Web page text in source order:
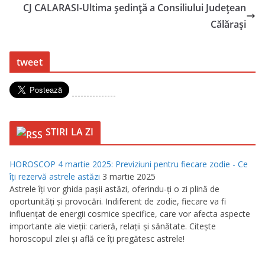
CJ CALARASI-Ultima ședință a Consiliului Județean
Călărași
tweet
---------------
STIRI LA ZI
HOROSCOP 4 martie 2025: Previziuni pentru fiecare zodie - Ce
îţi rezervă astrele astăzi 3 martie 2025
Astrele îţi vor ghida paşii astăzi, oferindu-ţi o zi plină de
oportunităţi şi provocări. Indiferent de zodie, fiecare va fi
influenţat de energii cosmice specifice, care vor afecta aspecte
importante ale vieţii: carieră, relaţii şi sănătate. Citeşte
horoscopul zilei şi află ce îţi pregătesc astrele!